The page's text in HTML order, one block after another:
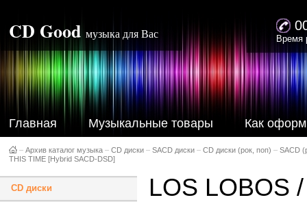
CD Good музыка для Вас Время
Главная Музыкальные товары Как
– Архив каталог музыка – CD диски – SACD диски – CD диски (рок, поп) – SACD
THIS TIME [Hybrid SACD-DSD]
CD диски LOS LOBOS